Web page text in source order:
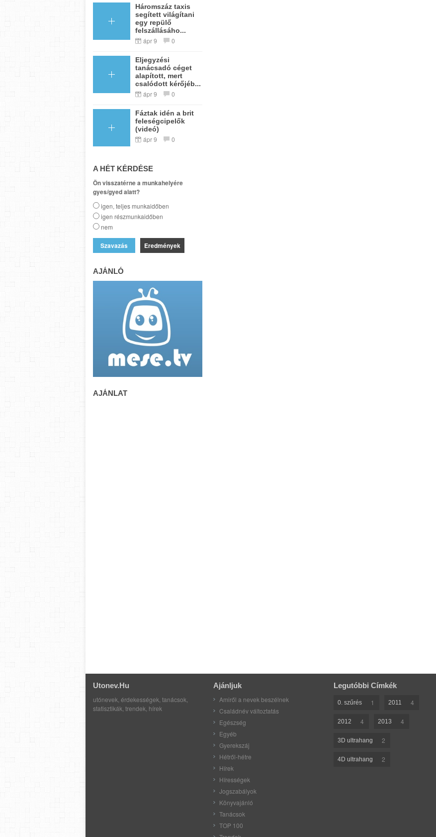
Háromszáz taxis
segített világítani
egy repülő
felszállásáho...
ápr 9 0
Eljegyzési
tanácsadó céget
alapított, mert
csalódott kérőjéb...
ápr 9 0
Fáztak idén a brit
feleségcipelők
(videó)
ápr 9 0
A HÉT KÉRDÉSE
Ön visszatérne a munkahelyére
gyes/gyed alatt?
igen, teljes munkaidőben
igen részmunkaidőben
nem
Eredmények
AJÁNLÓ
AJÁNLAT
Utonev.hu
utónevek, érdekességek, tanácsok,
statisztikák, trendek, hírek
Ajánljuk
Amiről a nevek beszélnek
Családnév változtatás
Egészség
Egyéb
Gyerekszáj
Hétről-hétre
Hírek
Hírességek
Jogszabályok
Könyvajánló
Tanácsok
TOP 100
Legutóbbi Címkék
0. szűrés 1 2011 4
2012 4 2013 4
3D ultrahang 2
4D ultrahang 2